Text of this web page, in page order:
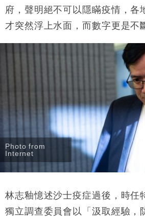
11:12
國際｜特朗普料美伊戰事快結
張
司
府，聲明絕不可以隱瞞疫情，各
才突然浮上水面，而數字更是不
Photo from
Internet
林志釉憶述沙士疫症過後，時任
獨立調查委員會以「汲取經驗，